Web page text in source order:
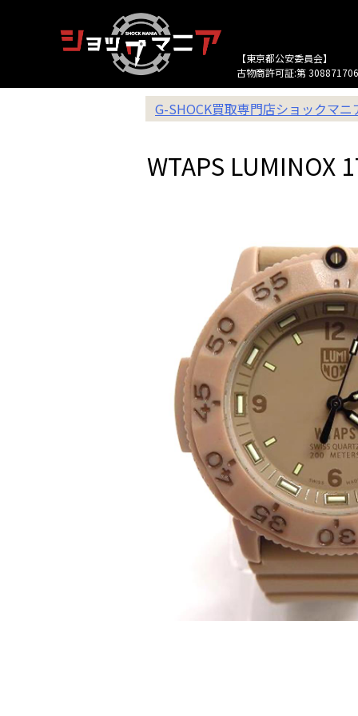
【東京都公安委員会】
古物商許可証:第
G-SHOCK買取専門店ショックマニ
WTAPS LUMINOX